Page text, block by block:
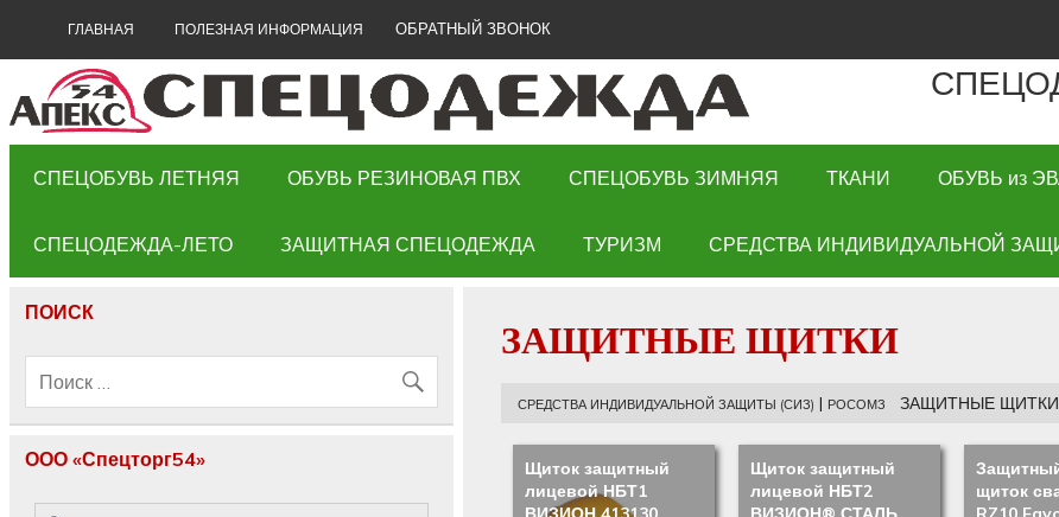
ГЛАВНАЯ ПОЛЕЗНАЯ ИНФОРМАЦИЯ ОБРАТНЫЙ ЗВОНОК
СПЕЦОБУВЬ ЛЕТНЯЯ ОБУВЬ РЕЗИНОВАЯ ПВХ СПЕЦОБУВЬ ЗИМНЯЯ ТКАНИ ОБУВЬ из
СПЕЦОДЕЖДА-ЛЕТО ЗАЩИТНАЯ СПЕЦОДЕЖДА ТУРИЗМ СРЕДСТВА ИНДИВИДУАЛЬНОЙ
ЗАЩИТНЫЕ ЩИТКИ
СРЕДСТВА ИНДИВИДУАЛЬНОЙ ЗАЩИТЫ (СИЗ) | РОСОМЗ ЗАЩИТНЫЕ ЩИТКИ
Щиток защитный
лицевой НБТ1
Щиток защитный
лицевой НБТ2
щиток
ПОИСК
ООО «Спецторг54»